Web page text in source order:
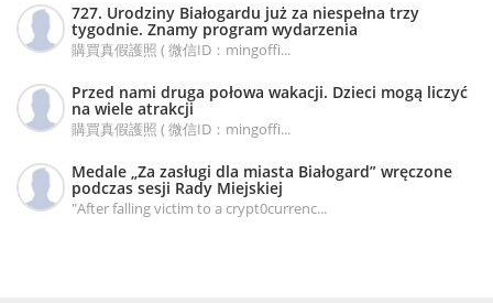
727. Urodziny Białogardu już za niespełna trzy
tygodnie. Znamy program wydarzenia
購買真假護照 ( 微信ID：mingoffi...
Przed nami druga połowa wakacji. Dzieci mogą liczyć
na wiele atrakcji
購買真假護照 ( 微信ID：mingoffi...
Medale „Za zasługi dla miasta Białogard” wręczone
podczas sesji Rady Miejskiej
"After falling victim to a crypt0currenc...